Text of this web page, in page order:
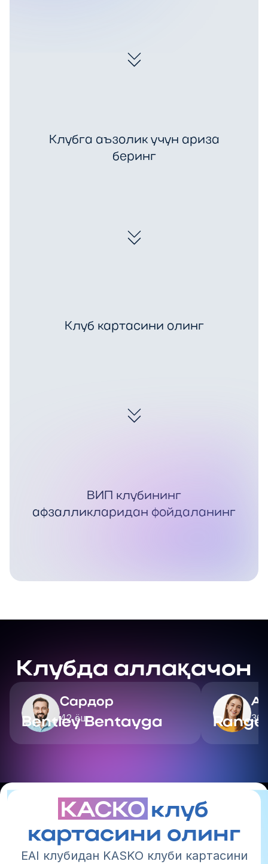
Клубга аъзолик учун ариза
беринг
Клуб картасини олинг
ВИП клубининг
афзалликларидан фойдаланинг
Клубда аллақачон
Сардор
42 ёш
Bentley Bentayga
36
Range
КАСКО клуб
картасини олинг
EAI клубидан KASKO клуби картасини